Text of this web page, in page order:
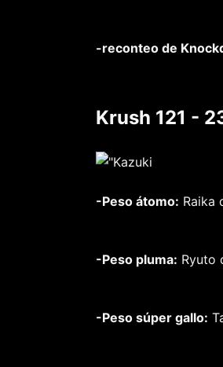
-reconteo de
Krush 121 -
-Peso átomo: Raika
-Peso pluma: Ryuto
-Peso súper gallo: